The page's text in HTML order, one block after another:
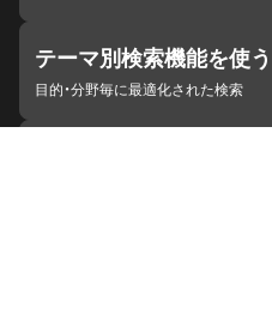
テーマ別検索機能を使う
目的・分野毎に最適化された検索